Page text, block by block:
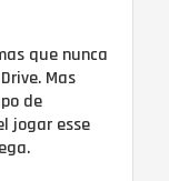
que nunca
Mas
de
jogar esse